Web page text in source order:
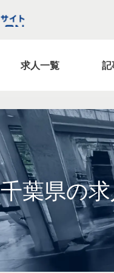
求人一覧 記
千葉県の